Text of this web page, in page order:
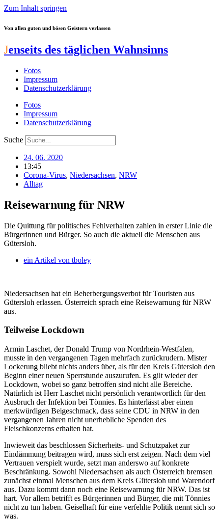
Zum Inhalt springen
Von allen guten und bösen Geistern verlassen
Jenseits des täglichen Wahnsinns
Fotos
Impressum
Datenschutzerklärung
Fotos
Impressum
Datenschutzerklärung
Suche
24. 06. 2020
13:45
Corona-Virus, Niedersachsen, NRW
Alltag
Reisewarnung für NRW
Die Quittung für politisches Fehlverhalten zahlen in erster Linie die
Bürgerinnen und Bürger. So auch die aktuell die Menschen aus
Gütersloh.
ein Artikel von tboley
Niedersachsen hat ein Beherbergungsverbot für Touristen aus
Gütersloh erlassen. Österreich sprach eine Reisewarnung für NRW
aus.
Teilweise Lockdown
Armin Laschet, der Donald Trump von Nordrhein-Westfalen,
musste in den vergangenen Tagen mehrfach zurückrudern. Mister
Lockerung bliebt nichts anders über, als für den Kreis Gütersloh den
Beginn einer neuen Sperrstunde auszurufen. Es gilt wieder der
Lockdown, wobei so ganz betroffen sind nicht alle Bereiche.
Natürlich ist Herr Laschet nicht persönlich verantwortlich für den
Ausbruch der Infektion bei Tönnies. Es hinterlässt aber einen
merkwürdigen Beigeschmack, dass seine CDU in NRW in den
vergangenen Jahren nicht unerhebliche Spenden des
Fleischkonzerns erhalten hat.
Inwieweit das beschlossen Sicherheits- und Schutzpaket zur
Eindämmung beitragen wird, muss sich erst zeigen. Nach dem viel
Vertrauen verspielt wurde, setzt man anderswo auf konkrete
Beschränkung. Sowohl Niedersachsen als auch Österreich bremsen
zunächst einmal Menschen aus dem Kreis Gütersloh und Warendorf
aus. Dazu kommt dann noch eine Reisewarnung für NRW. Das ist
hart. Vor allem betrifft es Bürgerinnen und Bürger, die mit Tönnies
nicht zu tun haben. Geiselhaft für eine verfehlte Politik nennt sich so
was.